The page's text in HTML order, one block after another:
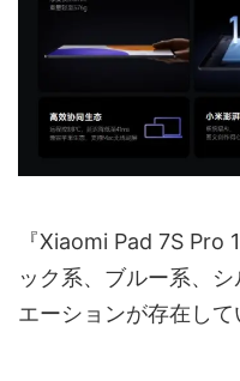
『Xiaomi Pad 7S Pro
ック系、ブルー系、
エーションが存在して